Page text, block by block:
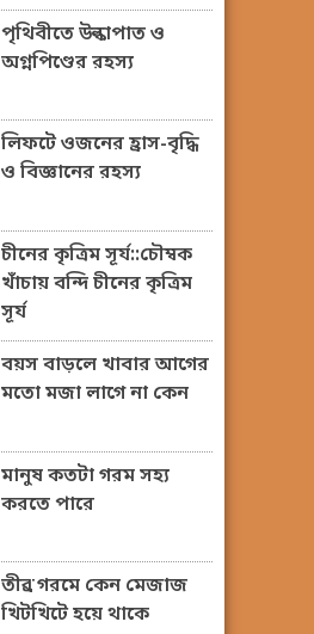
পৃথিবীতে উল্কাপাত ও
অগ্নপিণ্ডের রহস্য
লিফটে ওজনের হ্রাস-বৃদ্ধি
ও বিজ্ঞানের রহস্য
চীনের কৃত্রিম সূর্য::চৌম্বক
খাঁচায় বন্দি চীনের কৃত্রিম
সূর্য
বয়স বাড়লে খাবার আগের
মতো মজা লাগে না কেন
মানুষ কতটা গরম সহ্য
করতে পারে
তীব্র গরমে কেন মেজাজ
খিটখিটে হয়ে থাকে